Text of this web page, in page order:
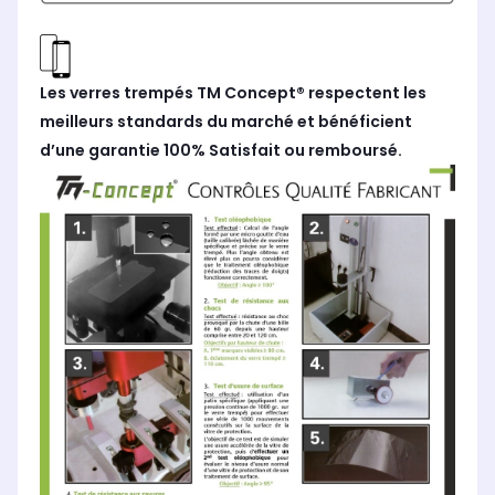
Les verres trempés TM Concept® respectent les
meilleurs standards du marché et bénéficient
d’une garantie 100% Satisfait ou remboursé.